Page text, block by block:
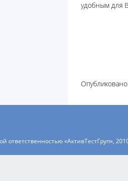
удобным для
ответственностью «АктивТестГруп»,